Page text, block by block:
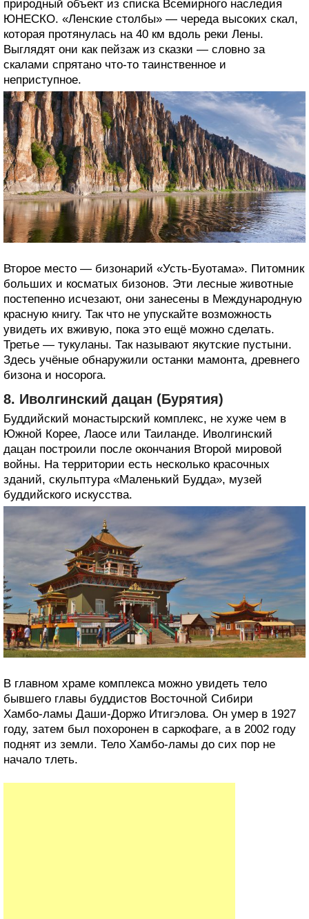
природный объект из списка Всемирного наследия
ЮНЕСКО. «Ленские столбы» — череда высоких скал,
которая протянулась на 40 км вдоль реки Лены.
Выглядят они как пейзаж из сказки — словно за
скалами спрятано что‑то таинственное и
неприступное.
Второе место — бизонарий «Усть‑Буотама». Питомник
больших и косматых бизонов. Эти лесные животные
постепенно исчезают, они занесены в Международную
красную книгу. Так что не упускайте возможность
увидеть их вживую, пока это ещё можно сделать.
Третье — тукуланы. Так называют якутские пустыни.
Здесь учёные обнаружили останки мамонта, древнего
бизона и носорога.
8. Иволгинский дацан (Бурятия)
Буддийский монастырский комплекс, не хуже чем в
Южной Корее, Лаосе или Таиланде. Иволгинский
дацан построили после окончания Второй мировой
войны. На территории есть несколько красочных
зданий, скульптура «Маленький Будда», музей
буддийского искусства.
В главном храме комплекса можно увидеть тело
бывшего главы буддистов Восточной Сибири
Хамбо‑ламы Даши‑Доржо Итигэлова. Он умер в 1927
году, затем был похоронен в саркофаге, а в 2002 году
поднят из земли. Тело Хамбо‑ламы до сих пор не
начало тлеть.